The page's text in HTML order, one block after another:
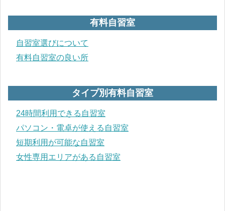
有料自習室
自習室選びについて
有料自習室の良い所
タイプ別有料自習室
24時間利用できる自習室
パソコン・電卓が使える自習室
短期利用が可能な自習室
女性専用エリアがある自習室